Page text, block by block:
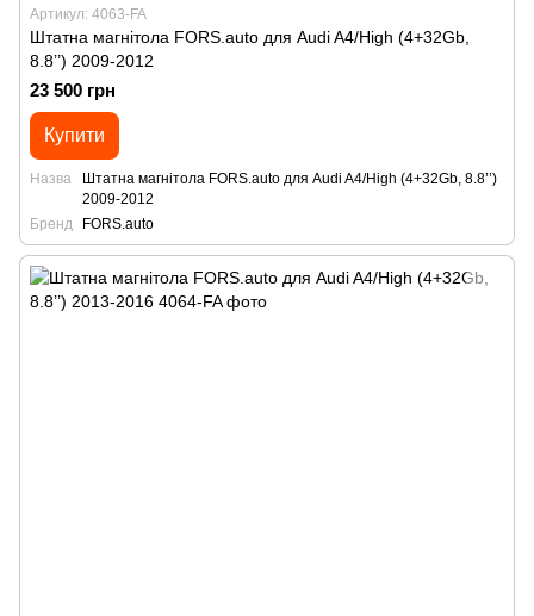
Артикул: 4063-FA
Штатна магнітола FORS.auto для Audi A4/High (4+32Gb,
8.8’’) 2009-2012
23 500 грн
Купити
Назва
Штатна магнітола FORS.auto для Audi A4/High (4+32Gb, 8.8’’)
2009-2012
Бренд
FORS.auto